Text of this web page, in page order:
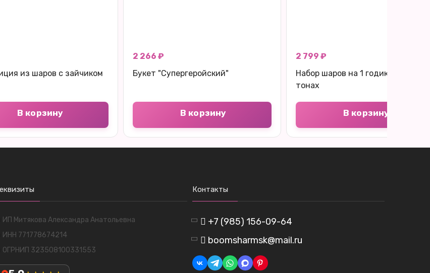
из шаров с зайчиком
В корзину
2 266 ₽
Букет "Супергеройский"
В корзину
2 799 ₽
Набор шаров на 1 годик в голубых
тонах
В корзину
ИП Митякова Александра Анатольевна
ИНН 771778674214
ОГРНИП 323508100331553
Контакты
+7 (985) 156-09-64
boomsharmsk@mail.ru